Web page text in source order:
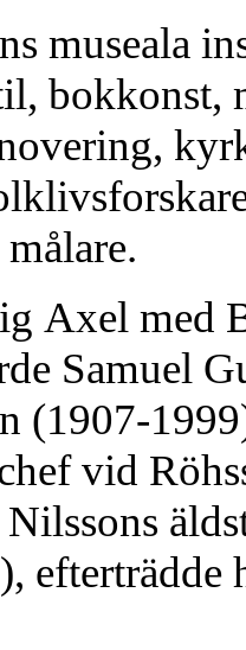
museala
bokkonst,
Axel med
Samuel
(1907-
vid
efterträdde